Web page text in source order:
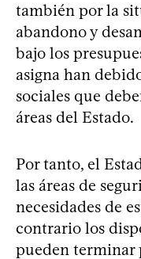
también por la
abandono y
bajo los
asigna han
sociales que
áreas del Estado.
Por tanto, el
las áreas de
necesidades de
contrario los
pueden terminar